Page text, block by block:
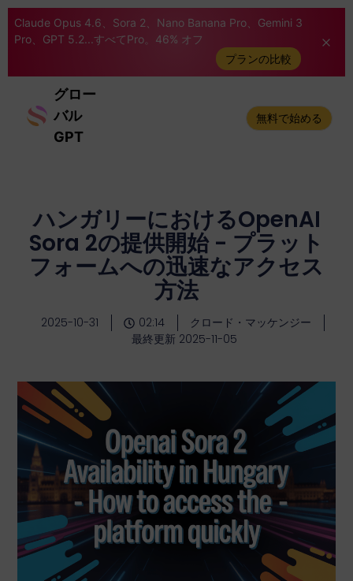
Claude Opus 4.6、Sora 2、Nano Banana Pro、Gemini 3
Pro、GPT 5.2...すべてPro。46% オフ
プランの比較
グロー
バル
GPT
無料で始める
ハンガリーにおけるOpenAI
Sora 2の提供開始 - プラット
フォームへの迅速なアクセス
方法
2025-10-31 02:14
クロード・マッケンジー
最終更新 2025-11-05